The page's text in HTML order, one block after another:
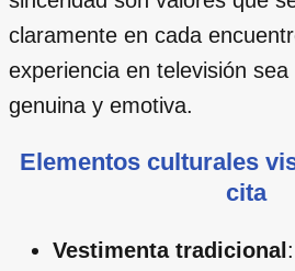
claramente en cada
experiencia en televisión
genuina y emotiva.
Elementos culturales
cita
Vestimenta tradicional